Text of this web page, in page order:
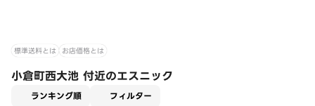
標準送料とは お店価格とは
小倉町西大池 付近のエスニック
ランキング順 フィルター